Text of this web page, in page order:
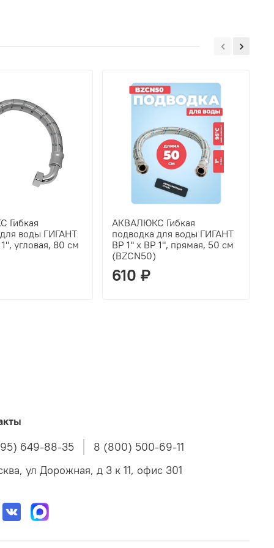
Гибкая
воды ГИГАНТ
угловая, 80 см
АКВАЛЮКС Гибкая
подводка для воды ГИГАНТ
ВР 1" х ВР 1", прямая, 50 см
(BZCN50)
610 ₽
649-88-35
8 (800) 500-69-11
ул Дорожная, д 3 к 11, офис 301